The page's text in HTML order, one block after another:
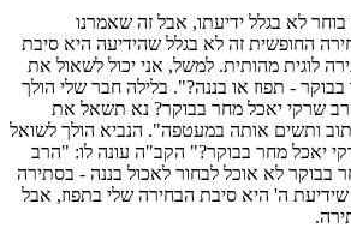
בוחר לא בגלל ידיעתו, אבל זה שאמרנו
החופשית זה לא בגלל שהידיעה היא סיבת
לוגית מהותית. למשל, אני יכול לשאול את
- תפוז או בננה?". בלילה חבר שלי הולך
שרקי יאכל מחר בבוקר? נא תשאל את
ותשים אותה במעטפה". הנביא הולך לשואל
יאכל מחר בבוקר?" הקב"ה עונה לו: "הרב
בבוקר לא אוכל לבחור לאכול בננה - בסתירה
ה' היא סיבת הבחירה שלי בתפוז, אבל